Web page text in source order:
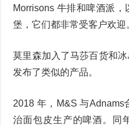
Morrisons 牛排和啤酒派
堡，它们都非常受客户欢迎
莫里森加入了马莎百货和
发布了类似的产品。
2018 年，M&S 与Adnams
治面包皮生产的啤酒。同